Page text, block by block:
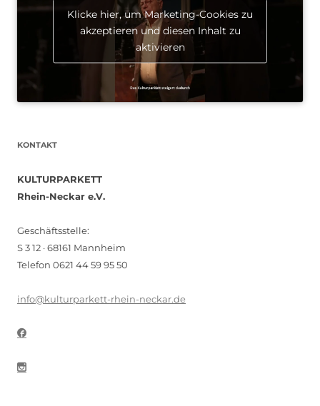
Klicke hier, um Marketing-Cookies zu
akzeptieren und diesen Inhalt zu
aktivieren
KONTAKT
KULTURPARKETT
Rhein-Neckar e.V.
Geschäftsstelle:
S 3 12 · 68161 Mannheim
Telefon 0621 44 59 95 50
info@kulturparkett-rhein-neckar.de